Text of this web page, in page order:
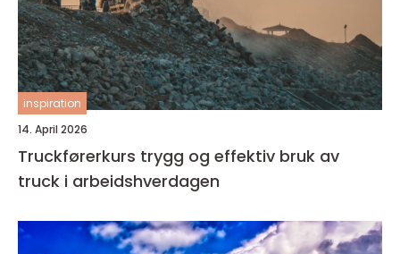
inspiration
14. April 2026
Truckførerkurs trygg og effektiv bruk av
truck i arbeidshverdagen